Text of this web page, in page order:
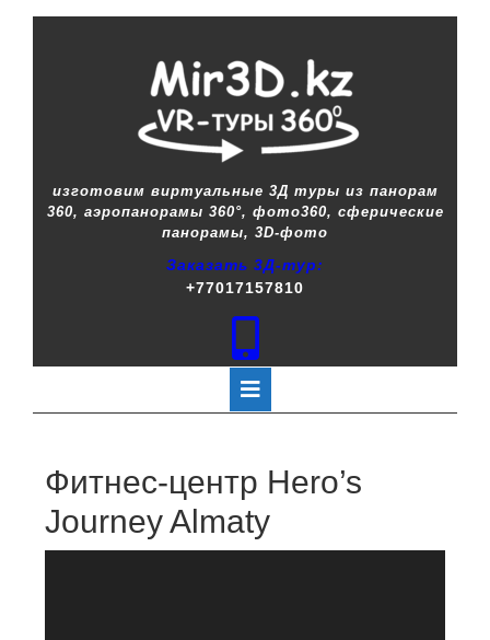
изготовим виртуальные 3Д туры из панорам
360, аэропанорамы 360°, фото360, сферические
панорамы, 3D-фото
Заказать 3Д-тур:
+77017157810
Фитнес-центр Hero’s
Journey Almaty